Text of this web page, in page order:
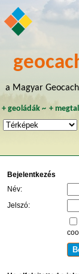
a Magyar
+ geoládák~ +
Bejelentkezés
Név:
Jelszó: